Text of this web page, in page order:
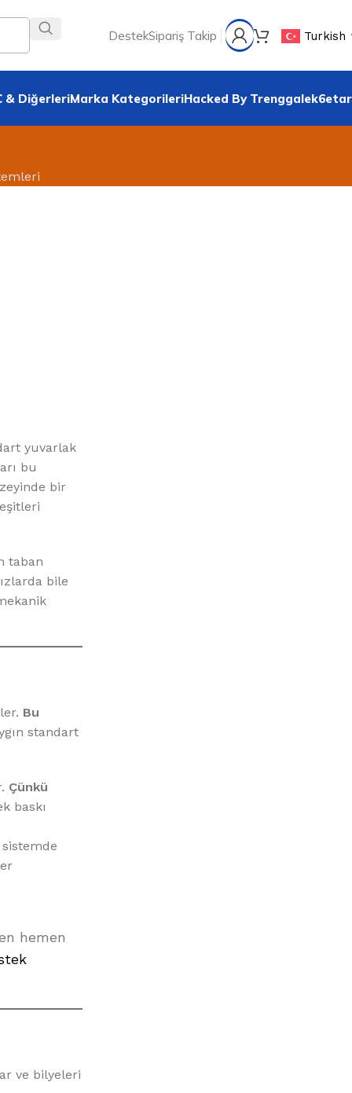
DestekSipariş Takip Turkish
& DiğerleriMarka KategorileriHacked By Trenggalek6etar
yuvarlak
bu
bir
taban
bile
Bu
standart
Çünkü
baskı
hemen
ve bilyeleri